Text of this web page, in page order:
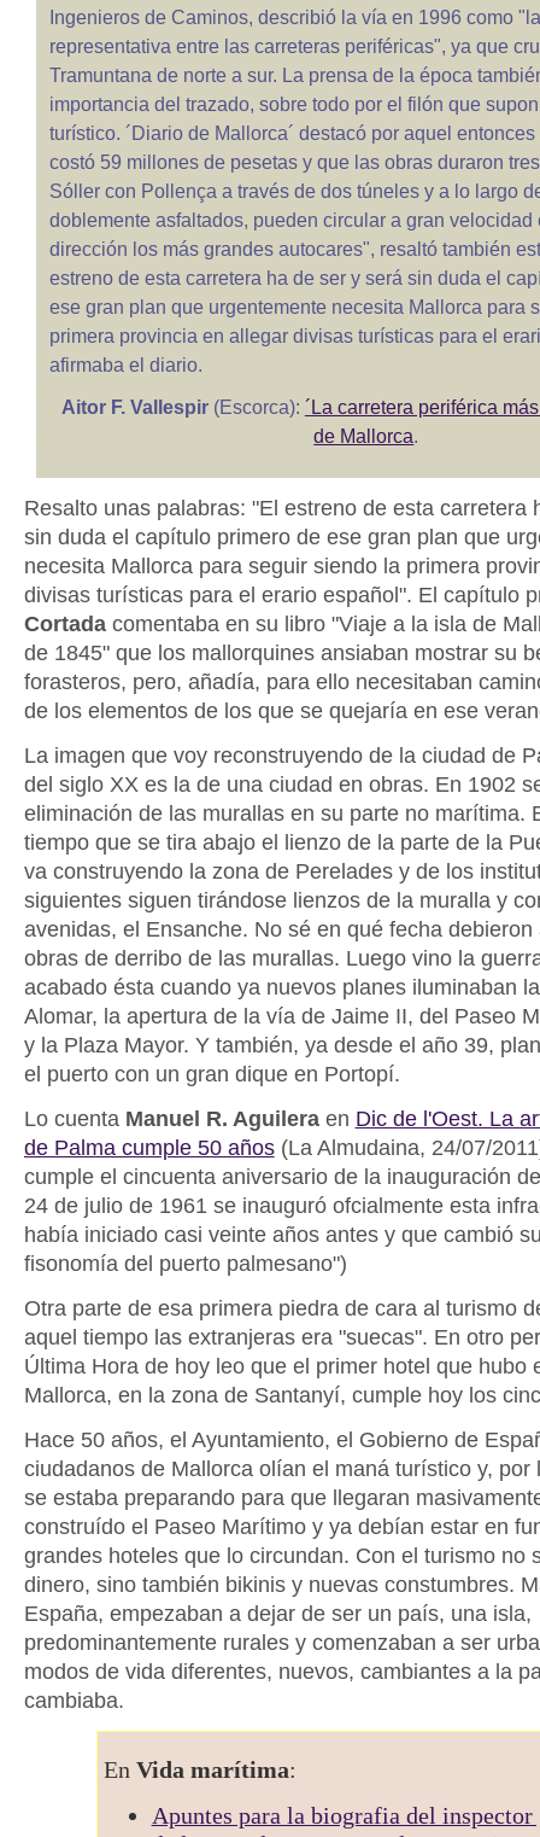
Ingenieros de Caminos, describió la vía en 1996 como
representativa entre las carreteras periféricas", ya que
Tramuntana de norte a sur. La prensa de la época
importancia del trazado, sobre todo por el filón que
turístico. ´Diario de Mallorca´ destacó por aquel
costó 59 millones de pesetas y que las obras duraron
Sóller con Pollença a través de dos túneles y a lo largo
doblemente asfaltados, pueden circular a gran velocidad
dirección los más grandes autocares", resaltó también
estreno de esta carretera ha de ser y será sin duda el
ese gran plan que urgentemente necesita Mallorca para
primera provincia en allegar divisas turísticas para el
afirmaba el diario.
Aitor F. Vallespir(Escorca): ´La carretera periférica
de Mallorca.
Resalto unas palabras: "El estreno de esta carretera
sin duda el capítulo primero de ese gran plan que
necesita Mallorca para seguir siendo la primera
divisas turísticas para el erario español". El capítulo
Cortadacomentaba en su libro "Viaje a la isla de
de 1845" que los mallorquines ansiaban mostrar su
forasteros, pero, añadía, para ello necesitaban
de los elementos de los que se quejaría en ese
La imagen que voy reconstruyendo de la ciudad de
del siglo XX es la de una ciudad en obras. En 1902
eliminación de las murallas en su parte no marítima.
tiempo que se tira abajo el lienzo de la parte de la
va construyendo la zona de Perelades y de los
siguientes siguen tirándose lienzos de la muralla y
avenidas, el Ensanche. No sé en qué fecha debieron
obras de derribo de las murallas. Luego vino la
acabado ésta cuando ya nuevos planes iluminaban
Alomar, la apertura de la vía de Jaime II, del Paseo
y la Plaza Mayor. Y también, ya desde el año 39,
el puerto con un gran dique en Portopí.
Lo cuenta Manuel R. Aguileraen Dic de l'Oest. La
de Palma cumple 50 años(La Almudaina, 24/07/
cumple el cincuenta aniversario de la inauguración
24 de julio de 1961 se inauguró ofcialmente esta
había iniciado casi veinte años antes y que cambió
fisonomía del puerto palmesano")
Otra parte de esa primera piedra de cara al turismo
aquel tiempo las extranjeras era "suecas". En otro
Última Hora de hoy leo que el primer hotel que hubo
Mallorca, en la zona de Santanyí, cumple hoy los
Hace 50 años, el Ayuntamiento, el Gobierno de
ciudadanos de Mallorca olían el maná turístico y, por
se estaba preparando para que llegaran
construído el Paseo Marítimo y ya debían estar en
grandes hoteles que lo circundan. Con el turismo no
dinero, sino también bikinis y nuevas constumbres.
España, empezaban a dejar de ser un país, una isla,
predominantemente rurales y comenzaban a ser
modos de vida diferentes, nuevos, cambiantes a la
cambiaba.
En Vida marítima:
Apuntes para la biografia del inspector